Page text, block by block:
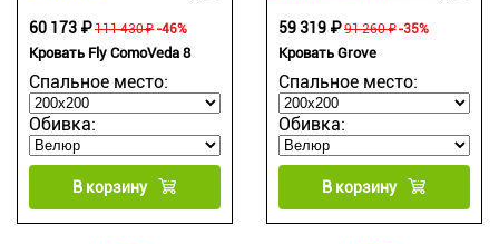
Кровать Fly ComoVeda 8
Спальное место:
Обивка:
111 430 ₽
60 173 ₽ -46%
В корзину
Кровать Grove
Спальное место:
Обивка:
91 260 ₽
59 319 ₽ -35%
В корзину